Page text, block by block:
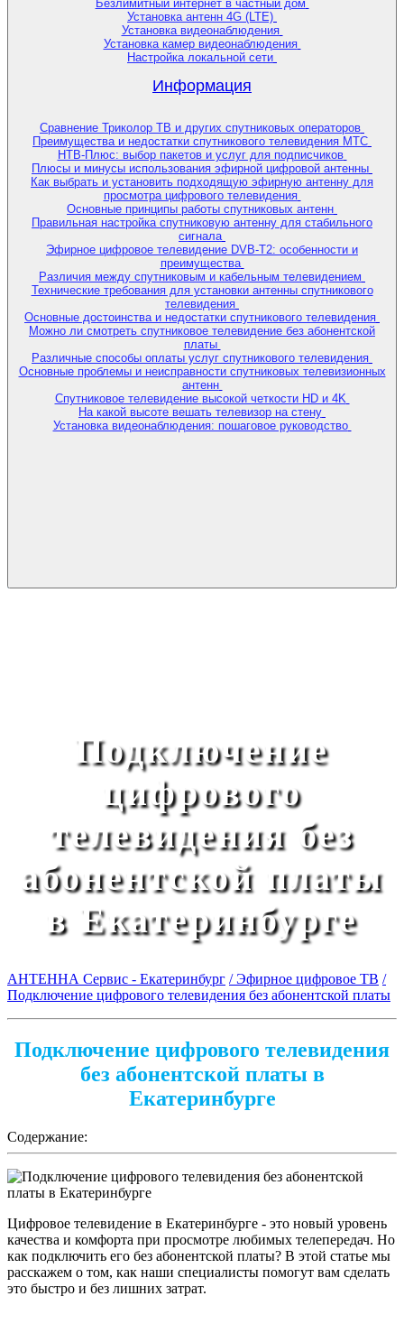
Безлимитный интернет в частный дом
Установка антенн 4G (LTE)
Установка видеонаблюдения
Установка камер видеонаблюдения
Настройка локальной сети
Информация
Сравнение Триколор ТВ и других спутниковых операторов
Преимущества и недостатки спутникового телевидения МТС
НТВ-Плюс: выбор пакетов и услуг для подписчиков
Плюсы и минусы использования эфирной цифровой антенны
Как выбрать и установить подходящую эфирную антенну для
просмотра цифрового телевидения
Основные принципы работы спутниковых антенн
Правильная настройка спутниковую антенну для стабильного
сигнала
Эфирное цифровое телевидение DVB-T2: особенности и
преимущества
Различия между спутниковым и кабельным телевидением
Технические требования для установки антенны спутникового
телевидения
Основные достоинства и недостатки спутникового телевидения
Можно ли смотреть спутниковое телевидение без абонентской
платы
Различные способы оплаты услуг спутникового телевидения
Основные проблемы и неисправности спутниковых телевизионных
антенн
Спутниковое телевидение высокой четкости HD и 4K
На какой высоте вешать телевизор на стену
Установка видеонаблюдения: пошаговое руководство
Подключение
цифрового
телевидения без
абонентской платы
в Екатеринбурге
АНТЕННА Сервис - Екатеринбург / Эфирное цифровое ТВ /
Подключение цифрового телевидения без абонентской платы
Подключение цифрового телевидения
без абонентской платы в
Екатеринбурге
Содержание:
Цифровое телевидение в Екатеринбурге - это новый уровень
качества и комфорта при просмотре любимых телепередач. Но
как подключить его без абонентской платы? В этой статье мы
расскажем о том, как наши специалисты помогут вам сделать
это быстро и без лишних затрат.